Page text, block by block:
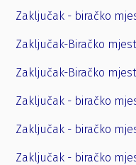
Zaključak - biračko
Zaključak-Biračko
Zaključak-Biračko
Zaključak - biračko
Zaključak - biračko
Zaključak - biračko